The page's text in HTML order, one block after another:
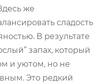
же
сладость
В результате
запах, который
и уютом, но не
Это редкий